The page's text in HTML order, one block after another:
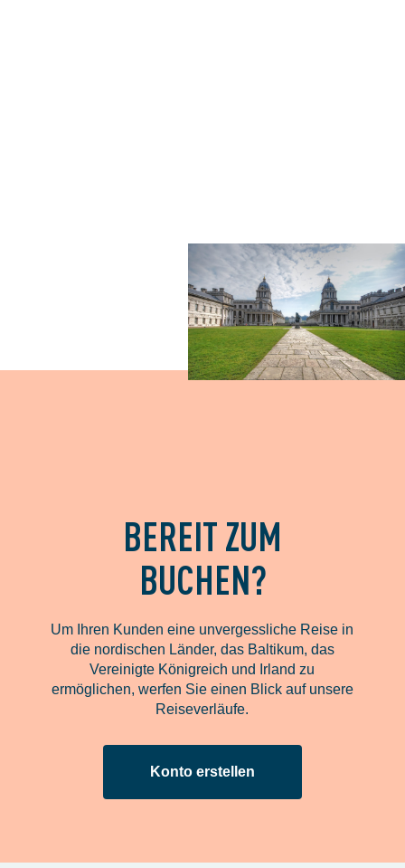
BEREIT ZUM
BUCHEN?
Um Ihren Kunden eine unvergessliche Reise in
die nordischen Länder, das Baltikum, das
Vereinigte Königreich und Irland zu
ermöglichen, werfen Sie einen Blick auf unsere
Reiseverläufe.
Konto erstellen